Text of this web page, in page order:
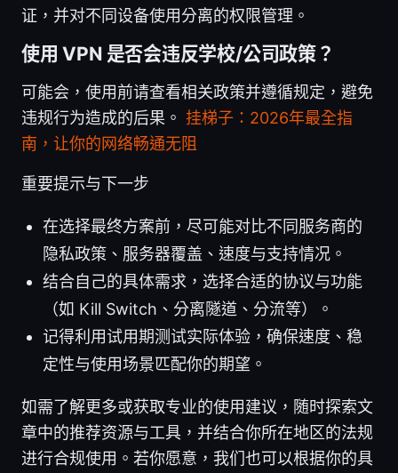
证，并对不同设备使用分离的权限管理。
使用 VPN 是否会违反学校/公司政策？
可能会，使用前请查看相关政策并遵循规定，避免
违规行为造成的后果。 挂梯子：2026年最全指
南，让你的网络畅通无阻
重要提示与下一步
在选择最终方案前，尽可能对比不同服务商的
隐私政策、服务器覆盖、速度与支持情况。
结合自己的具体需求，选择合适的协议与功能
（如 Kill Switch、分离隧道、分流等）。
记得利用试用期测试实际体验，确保速度、稳
定性与使用场景匹配你的期望。
如需了解更多或获取专业的使用建议，随时探索文
章中的推荐资源与工具，并结合你所在地区的法规
进行合规使用。若你愿意，我们也可以根据你的具